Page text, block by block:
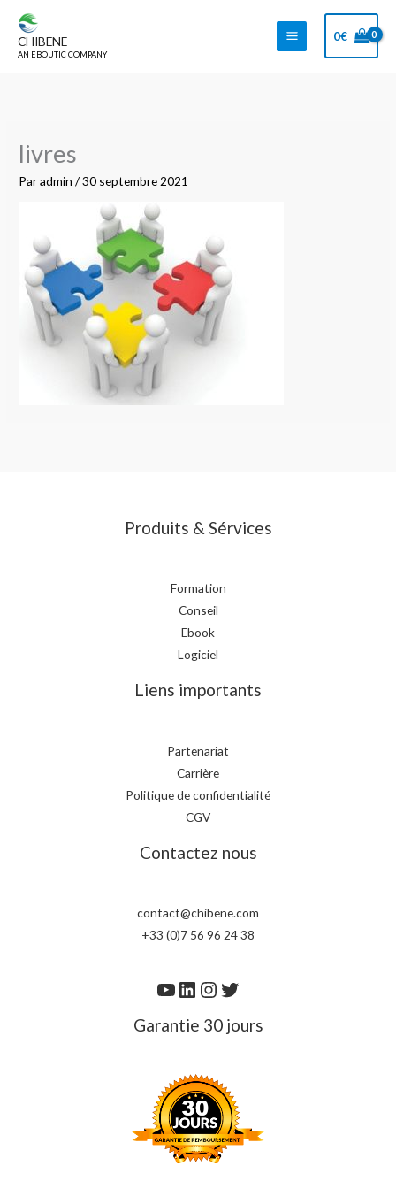
contenu
CHIBENE
AN EBOUTIC COMPANY
0€
livres
Paradmin/30 septembre 2021
Produits & Sérvices
Formation
Conseil
Ebook
Logiciel
Liens importants
Partenariat
Carrière
Politique de confidentialité
CGV
Contactez nous
contact@chibene.com
+33 (0)7 56 96 24 38
Garantie 30 jours